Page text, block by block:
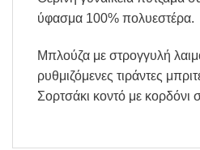
ύφασμα 100% πολυεστέρα.
Μπλούζα με στρογγυλή
ρυθμιζόμενες τιράντες
Σορτσάκι κοντό με κορδόνι